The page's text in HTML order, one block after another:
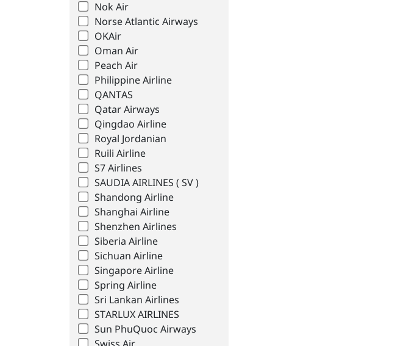
Nok Air
Norse Atlantic Airways
OKAir
Oman Air
Peach Air
Philippine Airline
QANTAS
Qatar Airways
Qingdao Airline
Royal Jordanian
Ruili Airline
S7 Airlines
SAUDIA AIRLINES ( SV )
Shandong Airline
Shanghai Airline
Shenzhen Airlines
Siberia Airline
Sichuan Airline
Singapore Airline
Spring Airline
Sri Lankan Airlines
STARLUX AIRLINES
Sun PhuQuoc Airways